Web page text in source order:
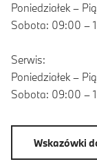
Poniedziałek –
Sobota: 09:00 –
Serwis:
Poniedziałek –
Sobota: 09:00 –
Wskazówki